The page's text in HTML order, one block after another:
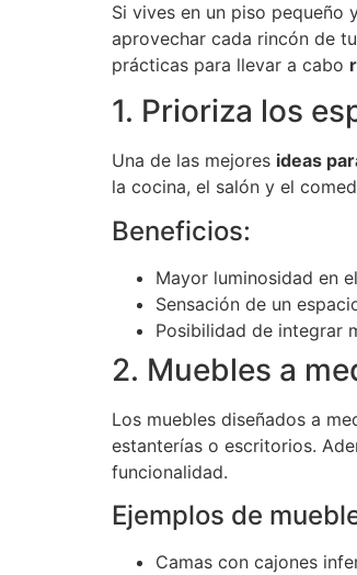
Si vives en un piso pequeño
aprovechar cada rincón de
prácticas para llevar a cabo
1. Prioriza los
Una de las mejores ideas
la cocina, el salón y el
Beneficios:
Mayor luminosidad en
Sensación de un
Posibilidad de integrar
2. Muebles a
Los muebles diseñados a
estanterías o escritorios.
funcionalidad.
Ejemplos de
Camas con cajones